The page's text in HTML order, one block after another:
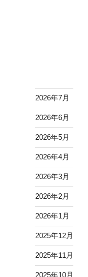
2026年7月
2026年6月
2026年5月
2026年4月
2026年3月
2026年2月
2026年1月
2025年12月
2025年11月
2025年10月